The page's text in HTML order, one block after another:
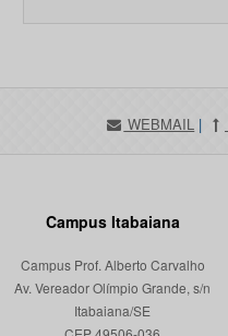
WEBMAIL |
Campus Itabaiana
Campus Prof. Alberto Carvalho
Av. Vereador Olímpio Grande, s/n
Itabaiana/SE